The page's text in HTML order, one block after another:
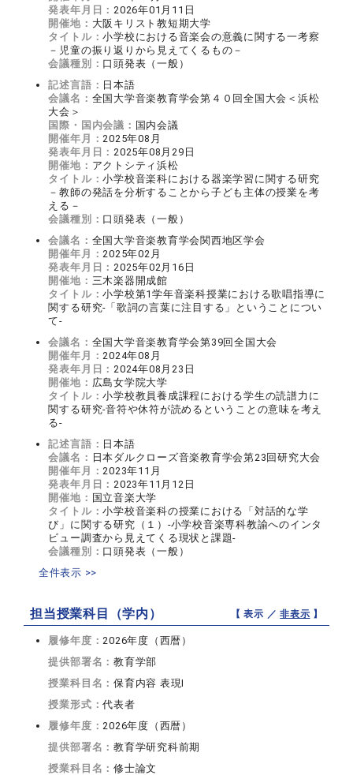
発表年月日： 2026年01月11日
開催地： 大阪キリスト教短期大学
タイトル：小学校における音楽会の意義に関する一考察
－児童の振り返りから見えてくるもの－
会議種別： 口頭発表（一般）
記述言語： 日本語
会議名： 全国大学音楽教育学会第４０回全国大会＜浜松
大会＞
国際・国内会議： 国内会議
開催年月： 2025年08月
発表年月日： 2025年08月29日
開催地： アクトシティ浜松
タイトル：小学校音楽科における器楽学習に関する研究
－教師の発話を分析することから子ども主体の授業を考
える－
会議種別： 口頭発表（一般）
会議名： 全国大学音楽教育学会関西地区学会
開催年月： 2025年02月
発表年月日： 2025年02月16日
開催地： 三木楽器開成館
タイトル：小学校第1学年音楽科授業における歌唱指導に
関する研究-「歌詞の言葉に注目する」ということについ
て‐
会議名： 全国大学音楽教育学会第39回全国大会
開催年月： 2024年08月
発表年月日： 2024年08月23日
開催地： 広島女学院大学
タイトル：小学校教員養成課程における学生の読譜力に
関する研究-音符や休符が読めるということの意味を考え
る‐
記述言語： 日本語
会議名： 日本ダルクローズ音楽教育学会第23回研究大会
開催年月： 2023年11月
発表年月日： 2023年11月12日
開催地： 国立音楽大学
タイトル：小学校音楽科の授業における「対話的な学
び」に関する研究（１）‐小学校音楽専科教諭へのインタ
ビュー調査から見えてくる現状と課題‐
会議種別： 口頭発表（一般）
全件表示 >>
担当授業科目（学内） 【 表示 ／非表示 】
履修年度： 2026年度（西暦）
提供部署名：教育学部
授業科目名：保育内容 表現I
授業形式：代表者
履修年度： 2026年度（西暦）
提供部署名：教育学研究科前期
授業科目名：修士論文